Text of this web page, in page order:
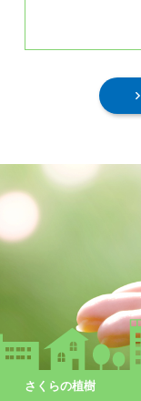
さくらの植樹